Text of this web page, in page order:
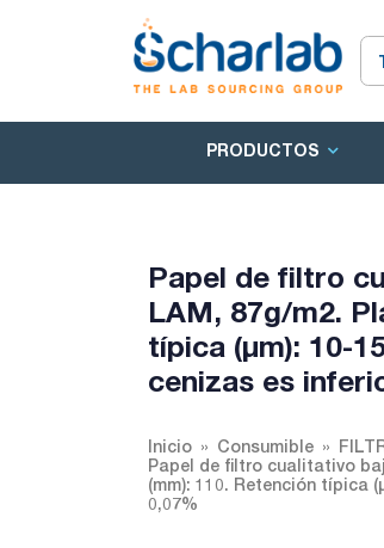
PRODUCTOS
Papel de filtro
LAM, 87g/m2.
típica (µm): 10-
cenizas es
Inicio Consumible
Papel de filtro cualitativo
(mm): 110. Retención típica
0,07%